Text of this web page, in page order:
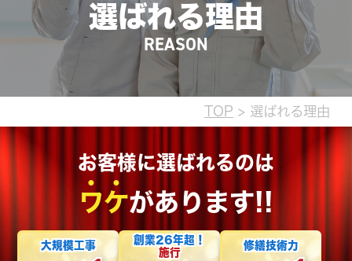
選ばれる理由
REASON
TOP > 選ばれる理由
お客様に選ばれるのは
ワケがあります!!
大規模工事
創業26年超！
施行
修繕技術力